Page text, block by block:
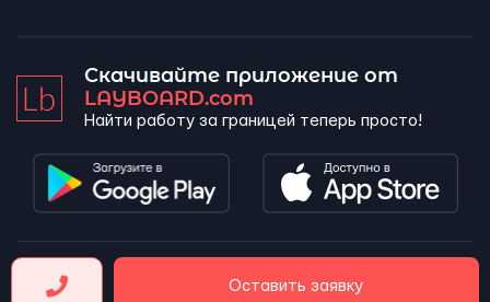
Оставить заявку
Скачивайте приложение от
LAYBOARD.com
Найти работу за границей теперь просто!
LAYBOARD, SL Copyright 2026 ©